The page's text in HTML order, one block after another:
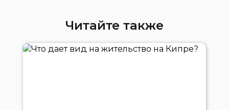
Читайте также